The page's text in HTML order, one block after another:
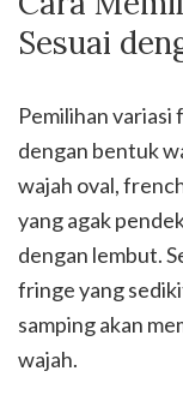
Sesuai
Pemilihan
dengan bentuk
wajah oval,
yang agak
dengan lembut.
fringe yang
samping akan
wajah.